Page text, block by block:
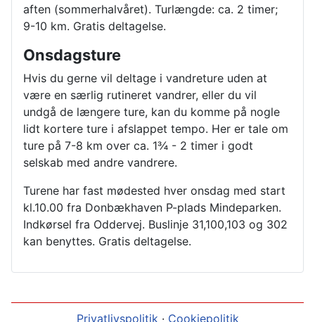
aften (sommerhalvåret). Turlængde: ca. 2 timer;
9-10 km. Gratis deltagelse.
Onsdagsture
Hvis du gerne vil deltage i vandreture uden at
være en særlig rutineret vandrer, eller du vil
undgå de længere ture, kan du komme på nogle
lidt kortere ture i afslappet tempo. Her er tale om
ture på 7-8 km over ca. 1¾ - 2 timer i godt
selskab med andre vandrere.
Turene har fast mødested hver onsdag med start
kl.10.00 fra Donbækhaven P-plads Mindeparken.
Indkørsel fra Oddervej. Buslinje 31,100,103 og 302
kan benyttes. Gratis deltagelse.
Privatlivspolitik · Cookiepolitik